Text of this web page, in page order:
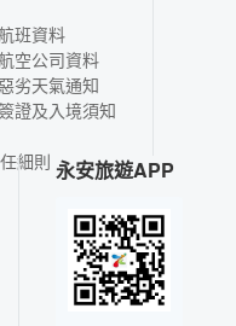
班資料
空公司資料
劣天氣通知
證及入境須知
細則 永安旅遊APP